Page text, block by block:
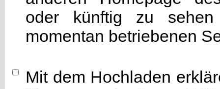
oder künftig zu
momentan betriebenen
Mit dem Hochladen